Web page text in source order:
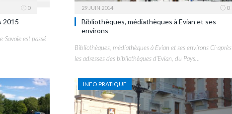
0
2015
Savoie est passé
29 JUIN 2014 0
Bibliothèques, médiathèques à Evian et ses
environs
Bibliothèques, médiathèques à Evian et ses environs Ci-après
les adresses des bibliothèques d’Evian, du Pays…
INFO PRATIQUE